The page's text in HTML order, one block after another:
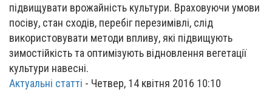
підвищувати врожайність культури. Враховуючи умови
посіву, стан сходів, перебіг перезимівлі, слід
використовувати методи впливу, які підвищують
зимостійкість та оптимізують відновлення вегетації
культури навесні.
Актуальні статті - Четвер, 14 квітня 2016 10:10